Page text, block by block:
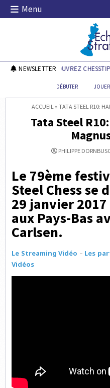
Skip
Menu
Echecs &
NEWSLETTERDÉCOUVREZ
DÉBUTER JOUER
ACCUEIL » TATA STEEL R10:
Tata Steel
PHILIPPE
Le 79ème
Steel Chess se
29 janvier
aux Pays-Bas
Carlsen.
Le Streaming Vidéo – Les
Vidéos